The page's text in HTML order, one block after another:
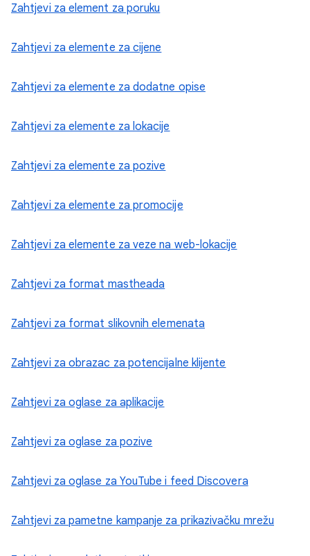
Zahtjevi za element za poruku
Zahtjevi za elemente za cijene
Zahtjevi za elemente za dodatne opise
Zahtjevi za elemente za lokacije
Zahtjevi za elemente za pozive
Zahtjevi za elemente za promocije
Zahtjevi za elemente za veze na web-lokacije
Zahtjevi za format mastheada
Zahtjevi za format slikovnih elemenata
Zahtjevi za obrazac za potencijalne klijente
Zahtjevi za oglase za aplikacije
Zahtjevi za oglase za pozive
Zahtjevi za oglase za YouTube i feed Discovera
Zahtjevi za pametne kampanje za prikazivačku mrežu